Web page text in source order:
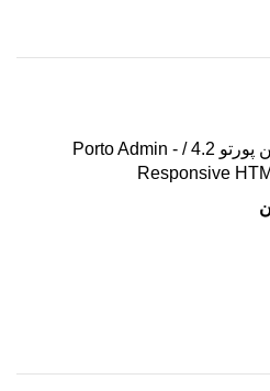
قالب پنل ادمین پورتو 4.2 / Porto Admin -
Responsive